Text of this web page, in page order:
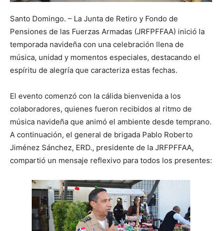
Santo Domingo. – La Junta de Retiro y Fondo de
Pensiones de las Fuerzas Armadas (JRFPFFAA) inició la
temporada navideña con una celebración llena de
música, unidad y momentos especiales, destacando el
espíritu de alegría que caracteriza estas fechas.
El evento comenzó con la cálida bienvenida a los
colaboradores, quienes fueron recibidos al ritmo de
música navideña que animó el ambiente desde temprano.
A continuación, el general de brigada Pablo Roberto
Jiménez Sánchez, ERD., presidente de la JRFPFFAA,
compartió un mensaje reflexivo para todos los presentes: